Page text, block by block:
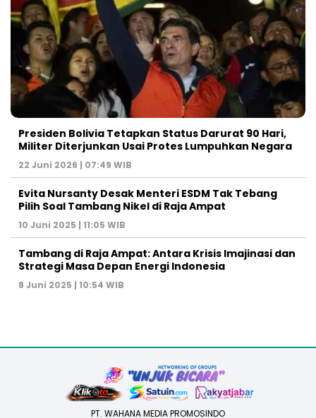
Presiden Bolivia Tetapkan Status Darurat 90 Hari,
Militer Diterjunkan Usai Protes Lumpuhkan Negara
22 Juni 2026 | 07:49 WIB
Evita Nursanty Desak Menteri ESDM Tak Tebang
Pilih Soal Tambang Nikel di Raja Ampat
10 Juni 2025 | 11:05 WIB
Tambang di Raja Ampat: Antara Krisis Imajinasi dan
Strategi Masa Depan Energi Indonesia
8 Juni 2025 | 10:54 WIB
PT. WAHANA MEDIA PROMOSINDO